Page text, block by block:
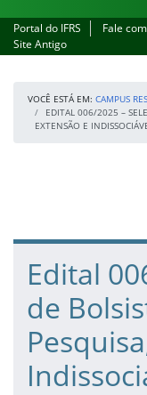
Portal do IFRS Fale
Site Antigo
VOCÊ ESTÁ EM: CAMPUS
EDITAL 006/2025 –
EXTENSÃO E
Fim da navegação
Início do conteúdo
Edital
de